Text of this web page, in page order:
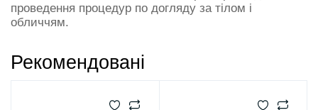
проведення процедур по догляду за тілом і
обличчям.
Рекомендовані